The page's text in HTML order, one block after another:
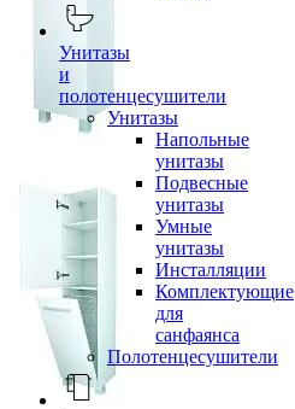
Унитазы
и
полотенцесушители
Унитазы
Напольные
унитазы
Подвесные
унитазы
Умные
унитазы
Инсталляции
Комплектующие
для
санфаянса
Полотенцесушители